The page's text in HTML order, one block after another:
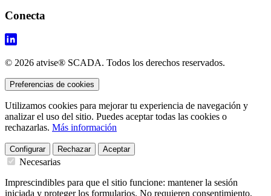
Conecta
© 2026 atvise® SCADA. Todos los derechos reservados.
Preferencias de cookies
Utilizamos cookies para mejorar tu experiencia de navegación y
analizar el uso del sitio. Puedes aceptar todas las cookies o
rechazarlas. Más información
Configurar Rechazar Aceptar
Necesarias
Imprescindibles para que el sitio funcione: mantener la sesión
iniciada y proteger los formularios. No requieren consentimiento.